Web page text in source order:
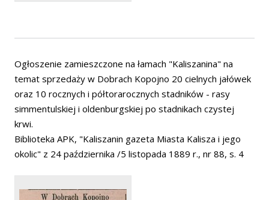
Ogłoszenie zamieszczone na łamach "Kaliszanina" na
temat sprzedaży w Dobrach Kopojno 20 cielnych jałówek
oraz 10 rocznych i półtorarocznych stadników - rasy
simmentulskiej i oldenburgskiej po stadnikach czystej
krwi.
Biblioteka APK, "Kaliszanin gazeta Miasta Kalisza i jego
okolic" z 24 października /5 listopada 1889 r., nr 88, s. 4